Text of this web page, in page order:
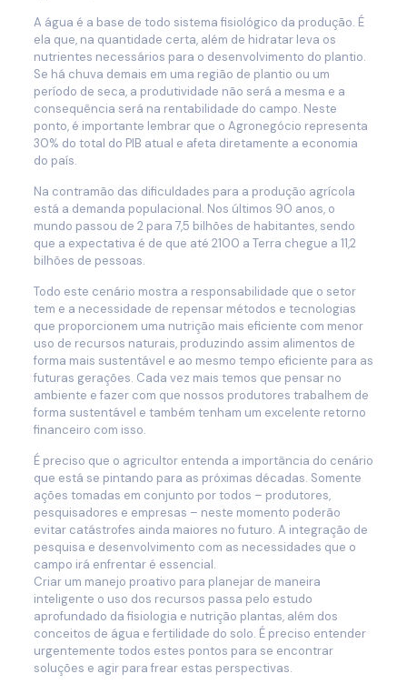
A água é a base de todo sistema fisiológico da produção. É
ela que, na quantidade certa, além de hidratar leva os
nutrientes necessários para o desenvolvimento do plantio.
Se há chuva demais em uma região de plantio ou um
período de seca, a produtividade não será a mesma e a
consequência será na rentabilidade do campo. Neste
ponto, é importante lembrar que o Agronegócio representa
30% do total do PIB atual e afeta diretamente a economia
do país.
Na contramão das dificuldades para a produção agrícola
está a demanda populacional. Nos últimos 90 anos, o
mundo passou de 2 para 7,5 bilhões de habitantes, sendo
que a expectativa é de que até 2100 a Terra chegue a 11,2
bilhões de pessoas.
Todo este cenário mostra a responsabilidade que o setor
tem e a necessidade de repensar métodos e tecnologias
que proporcionem uma nutrição mais eficiente com menor
uso de recursos naturais, produzindo assim alimentos de
forma mais sustentável e ao mesmo tempo eficiente para as
futuras gerações. Cada vez mais temos que pensar no
ambiente e fazer com que nossos produtores trabalhem de
forma sustentável e também tenham um excelente retorno
financeiro com isso.
É preciso que o agricultor entenda a importância do cenário
que está se pintando para as próximas décadas. Somente
ações tomadas em conjunto por todos – produtores,
pesquisadores e empresas – neste momento poderão
evitar catástrofes ainda maiores no futuro. A integração de
pesquisa e desenvolvimento com as necessidades que o
campo irá enfrentar é essencial.
Criar um manejo proativo para planejar de maneira
inteligente o uso dos recursos passa pelo estudo
aprofundado da fisiologia e nutrição plantas, além dos
conceitos de água e fertilidade do solo. É preciso entender
urgentemente todos estes pontos para se encontrar
soluções e agir para frear estas perspectivas.